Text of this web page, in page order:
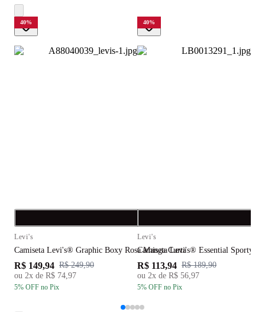
40%
Levi's
Camiseta Levi's® Graphic Boxy Rosa Manga Curta
R$ 149,94 R$ 249,90
ou 2x de R$ 74,97
5% OFF no Pix
40%
Levi's
Camiseta Levi's® Essential Sporty
R$ 113,94 R$ 189,90
ou 2x de R$ 56,97
5% OFF no Pix